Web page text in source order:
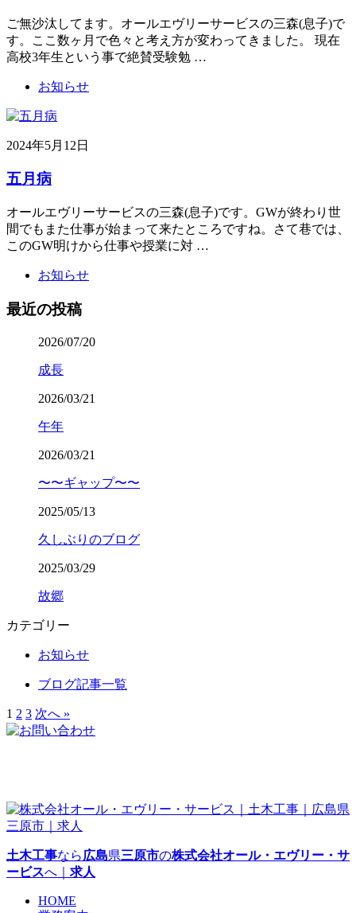
ご無沙汰してます。オールエヴリーサービスの三森(息子)で
す。ここ数ヶ月で色々と考え方が変わってきました。 現在
高校3年生という事で絶賛受験勉 …
お知らせ
2024年5月12日
五月病
オールエヴリーサービスの三森(息子)です。GWが終わり世
間でもまた仕事が始まって来たところですね。さて巷では、
このGW明けから仕事や授業に対 …
お知らせ
最近の投稿
2026/07/20
成長
2026/03/21
午年
2026/03/21
〜〜ギャップ〜〜
2025/05/13
久しぶりのブログ
2025/03/29
故郷
カテゴリー
お知らせ
ブログ記事一覧
1 2 3 次へ »
土木工事なら広島県三原市の株式会社オール・エヴリー・サ
ービスへ｜ 求人
HOME